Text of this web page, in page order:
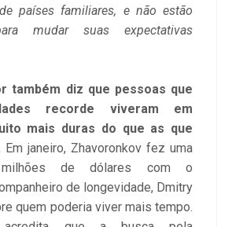
países familiares, e não estão
mudar suas expectativas
também diz que pessoas que
recorde viveram em
mais duras do que as que
Em janeiro, Zhavoronkov fez uma
de dólares com o
de longevidade, Dmitry
quem poderia viver mais tempo.